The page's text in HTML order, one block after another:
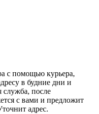
с помощью курьера,
в будние дни и
служба, после
с вами и предложит
адрес.